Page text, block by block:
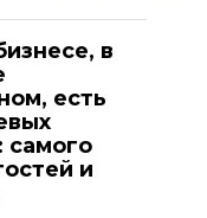
в
есть
самого
и